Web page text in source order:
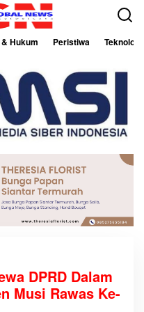
Hukum Peristiwa Teknologi
DPRD Dalam
Musi Rawas Ke-